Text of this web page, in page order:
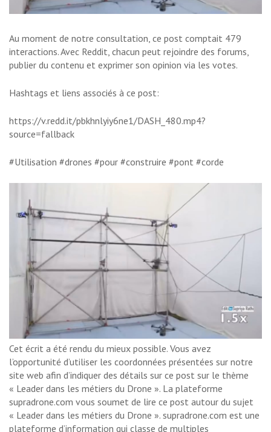
Au moment de notre consultation, ce post comptait 479
interactions. Avec Reddit, chacun peut rejoindre des forums,
publier du contenu et exprimer son opinion via les votes.
Hashtags et liens associés à ce post:
https://v.redd.it/pbkhnlyiy6ne1/DASH_480.mp4?
source=fallback
#Utilisation #drones #pour #construire #pont #corde
Cet écrit a été rendu du mieux possible. Vous avez
l’opportunité d’utiliser les coordonnées présentées sur notre
site web afin d’indiquer des détails sur ce post sur le thème
« Leader dans les métiers du Drone ». La plateforme
supradrone.com vous soumet de lire ce post autour du sujet
« Leader dans les métiers du Drone ». supradrone.com est une
plateforme d’information qui classe de multiples